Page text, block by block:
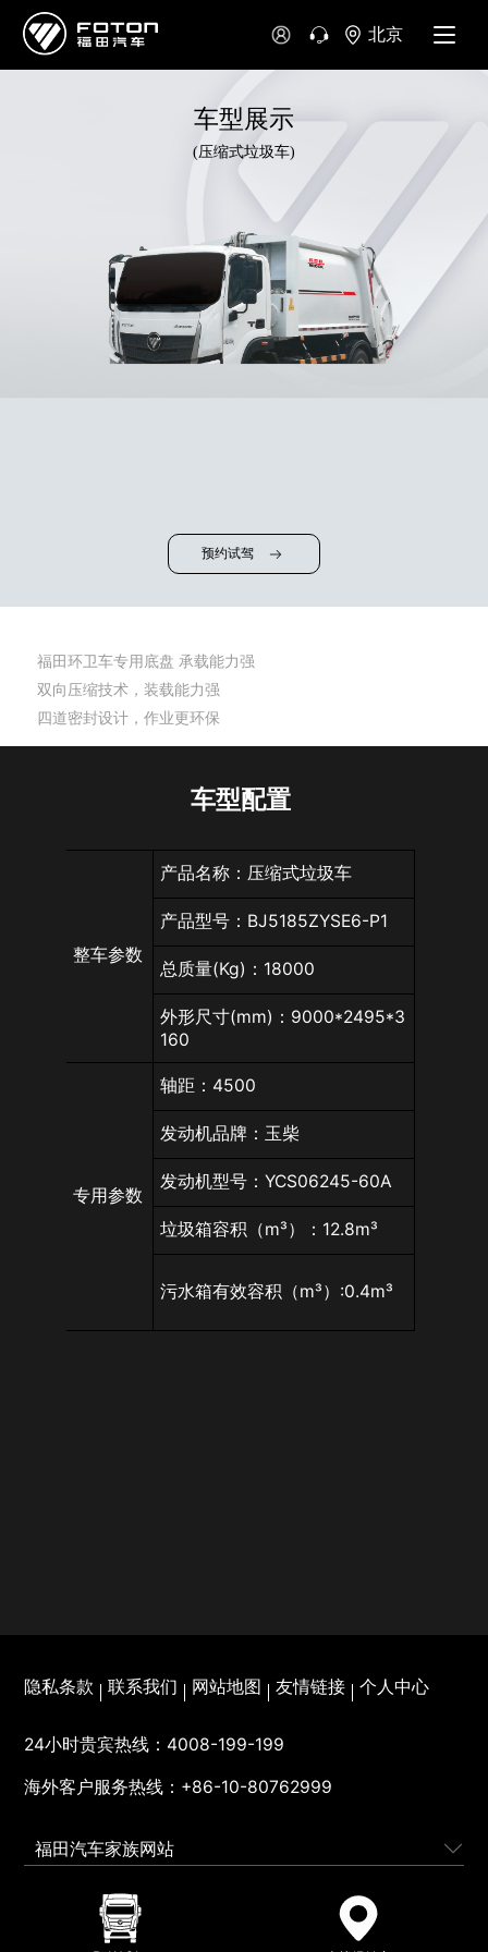
北京
车型展示
(压缩式垃圾车)
预约试驾
福田环卫车专用底盘 承载能力强
双向压缩技术，装载能力强
四道密封设计，作业更环保
车型配置
整车参数
产品名称：压缩式垃圾车
产品型号：BJ5185ZYSE6-P1
总质量(Kg)：18000
外形尺寸(mm)：9000*2495*3
160
专用参数
轴距：4500
发动机品牌：玉柴
发动机型号：YCS06245-60A
垃圾箱容积（m³）：12.8m³
污水箱有效容积（m³）:0.4m³
隐私条款 联系我们 网站地图 友情链接 个人中心
24小时贵宾热线： 4008-199-199
海外客户服务热线： +86-10-80762999
福田汽车家族网站
© 北汽福田汽车股份有限公司版权所有 京ICP备12004550号-2
网安备110401000095号